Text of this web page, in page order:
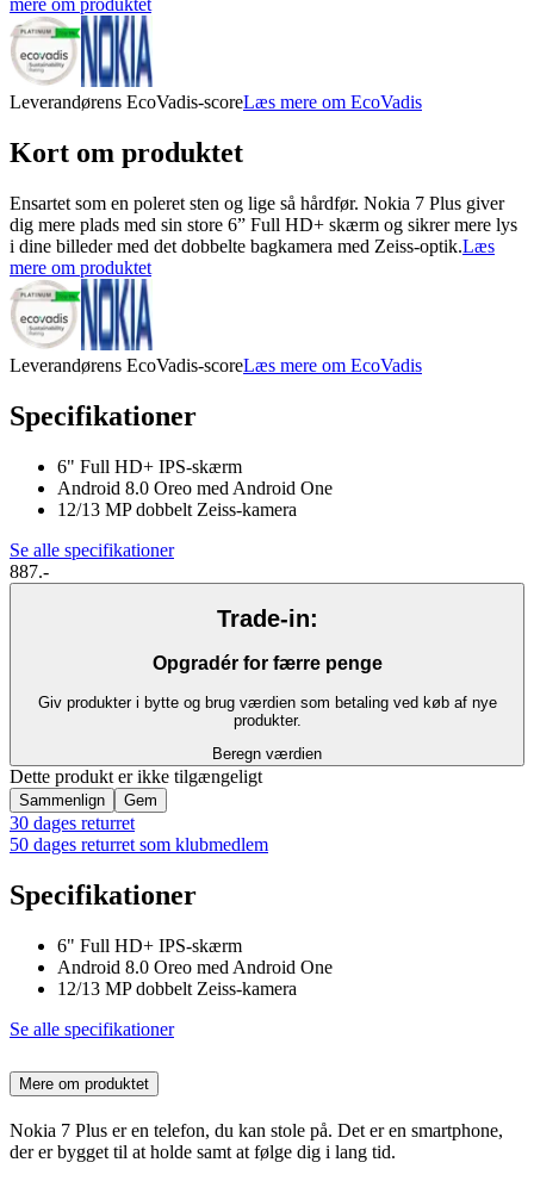
mere om produktet
Leverandørens EcoVadis-scoreLæs mere om EcoVadis
Kort om produktet
Ensartet som en poleret sten og lige så hårdfør. Nokia 7 Plus giver
dig mere plads med sin store 6” Full HD+ skærm og sikrer mere lys
i dine billeder med det dobbelte bagkamera med Zeiss-optik.Læs
mere om produktet
Leverandørens EcoVadis-scoreLæs mere om EcoVadis
Specifikationer
6" Full HD+ IPS-skærm
Android 8.0 Oreo med Android One
12/13 MP dobbelt Zeiss-kamera
Se alle specifikationer
887.-
Trade-in:
Opgradér for færre penge
Giv produkter i bytte og brug værdien som betaling ved køb af nye
produkter.
Beregn værdien
Dette produkt er ikke tilgængeligt
Sammenlign Gem
30 dages returret
50 dages returret som klubmedlem
Specifikationer
6" Full HD+ IPS-skærm
Android 8.0 Oreo med Android One
12/13 MP dobbelt Zeiss-kamera
Se alle specifikationer
Mere om produktet
Nokia 7 Plus er en telefon, du kan stole på. Det er en smartphone,
der er bygget til at holde samt at følge dig i lang tid.